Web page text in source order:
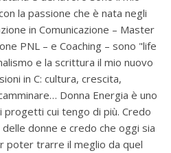
la passione che è nata negli
in Comunicazione – Master
PNL – e Coaching – sono "life
e la scrittura il mio nuovo
in C: cultura, crescita,
Donna Energia è uno
cui tengo di più. Credo
donne e credo che oggi sia
poter trarre il meglio da quel